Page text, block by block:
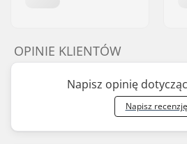
OPINIE KLIENTÓW
Napisz opinię
Napisz recenzję